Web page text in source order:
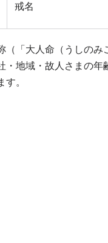
戒名
（「大人命（うしのみ
・地域・故人さまの年
。